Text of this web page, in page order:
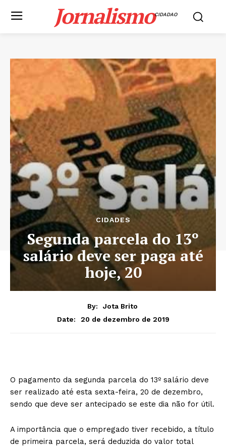
JornalismoCIDADAO
CIDADES
Segunda parcela do 13º
salário deve ser paga até
hoje, 20
By:
Jota Brito
Date:
20 de dezembro de 2019
O pagamento da segunda parcela do 13º salário deve
ser realizado até esta sexta-feira, 20 de dezembro,
sendo que deve ser antecipado se este dia não for útil.
A importância que o empregado tiver recebido, a título
de primeira parcela, será deduzida do valor total